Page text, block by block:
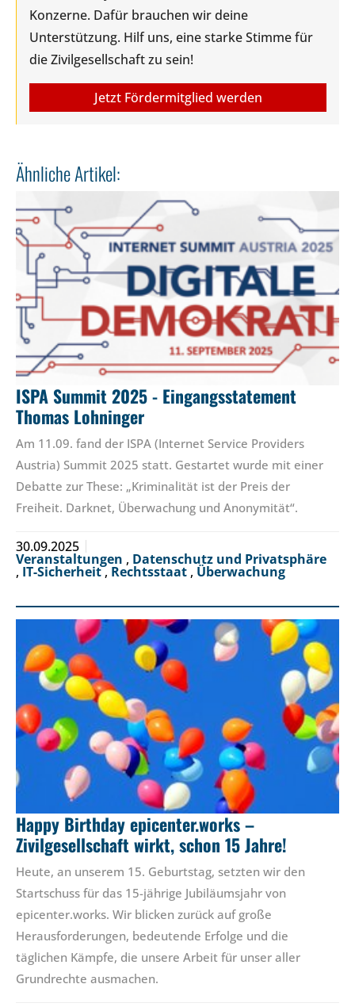
Konzerne. Dafür brauchen wir deine
Unterstützung. Hilf uns, eine starke Stimme für
die Zivilgesellschaft zu sein!
Jetzt Fördermitglied werden
Ähnliche Artikel:
ISPA Summit 2025 - Eingangsstatement
Thomas Lohninger
Am 11.09. fand der ISPA (Internet Service Providers
Austria) Summit 2025 statt. Gestartet wurde mit einer
Debatte zur These: „Kriminalität ist der Preis der
Freiheit. Darknet, Überwachung und Anonymität“.
30.09.2025
Veranstaltungen , Datenschutz und Privatsphäre
, IT-Sicherheit, Rechtsstaat , Überwachung
Happy Birthday epicenter.works –
Zivilgesellschaft wirkt, schon 15 Jahre!
Heute, an unserem 15. Geburtstag, setzten wir den
Startschuss für das 15-jährige Jubiläumsjahr von
epicenter.works. Wir blicken zurück auf große
Herausforderungen, bedeutende Erfolge und die
täglichen Kämpfe, die unsere Arbeit für unser aller
Grundrechte ausmachen.